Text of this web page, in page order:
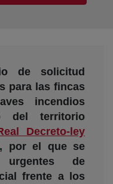
de solicitud
para las fincas
incendios
del territorio
Decreto-ley
, por el que se
urgentes de
frente a los